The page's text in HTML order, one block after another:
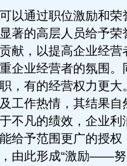
通过职位激励和荣
著的高层人员给予荣
献，以提高企业经营
企业经营者的氛围。
，有的经营权力更大
工作热情，其结果自
不凡的绩效，企业利
给予范围更广的授权
，由此形成“激励——